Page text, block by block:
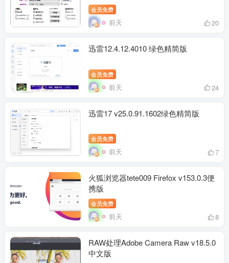
会员免费
前天 20
迅雷12.4.12.4010 绿色精简版
会员免费
前天 24
迅雷17 v25.0.91.1602绿色精简版
会员免费
前天 7
火狐浏览器tete009 Firefox v153.0.3便
携版
会员免费
前天 8
RAW处理Adobe Camera Raw v18.5.0
中文版